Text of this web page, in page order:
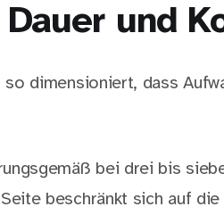
und
dimensioniert, dass
bei drei bis
beschränkt sich auf